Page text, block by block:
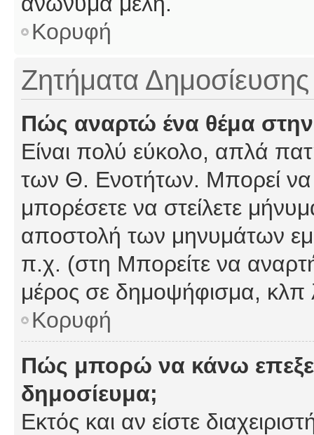
Κορυφή
Ζητήματα Δημοσίευσης
Πώς αναρτώ ένα θέμα
Είναι πολύ εύκολο, απλά
των Θ. Ενοτήτων. Μπορεί να
μπορέσετε να στείλετε
αποστολή των μηνυμάτων
π.χ. (στη Μπορείτε να
μέρος σε δημοψήφισμα, κλπ
Κορυφή
Πώς μπορώ να κάνω
δημοσίευμα;
Εκτός και αν είστε